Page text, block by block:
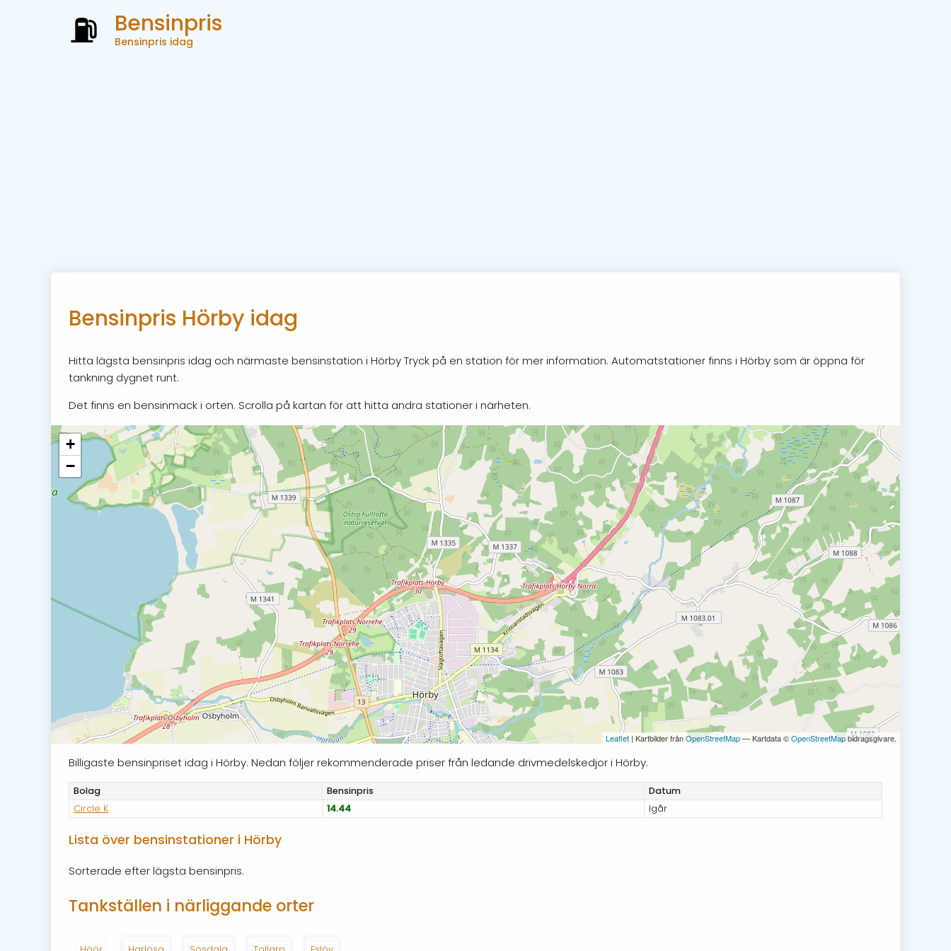
Bensinpris
Bensinpris idag
Bensinpris Hörby idag
Hitta lägsta bensinpris idag och närmaste bensinstation i Hörby Tryck på en station för mer information. Automatstationer finns i Hörby som är öppna för
tankning dygnet runt.
Det finns en bensinmack i orten. Scrolla på kartan för att hitta andra stationer i närheten.
+
−
Leaflet | Kartbilder frånOpenStreetMap— Kartdata ©OpenStreetMapbidragsgivare.
Billigaste bensinpriset idag i Hörby. Nedan följer rekommenderade priser från ledande drivmedelskedjor i Hörby.
Bolag Bensinpris
Datum
Circle K
14.44 Igår
Lista över bensinstationer i Hörby
Sorterade efter lägsta bensinpris.
Tankställen i närliggande orter